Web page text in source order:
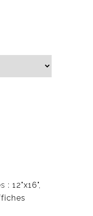
0
: 12"x16",